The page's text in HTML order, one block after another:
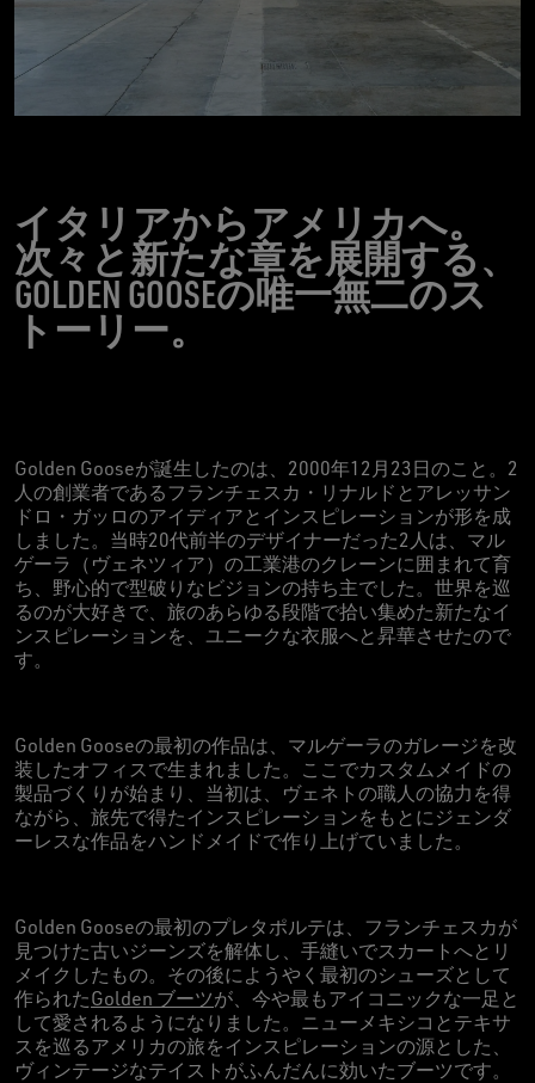
イタリアからアメリカへ。
次々と新たな章を展開する、
GOLDEN GOOSEの唯一無二のス
トーリー。
Golden Gooseが誕生したのは、2000年12月23日のこと。2
人の創業者であるフランチェスカ・リナルドとアレッサン
ドロ・ガッロのアイディアとインスピレーションが形を成
しました。当時20代前半のデザイナーだった2人は、マル
ゲーラ（ヴェネツィア）の工業港のクレーンに囲まれて育
ち、野心的で型破りなビジョンの持ち主でした。世界を巡
るのが大好きで、旅のあらゆる段階で拾い集めた新たなイ
ンスピレーションを、ユニークな衣服へと昇華させたので
す。
Golden Gooseの最初の作品は、マルゲーラのガレージを改
装したオフィスで生まれました。ここでカスタムメイドの
製品づくりが始まり、当初は、ヴェネトの職人の協力を得
ながら、旅先で得たインスピレーションをもとにジェンダ
ーレスな作品をハンドメイドで作り上げていました。
Golden Gooseの最初のプレタポルテは、フランチェスカが
見つけた古いジーンズを解体し、手縫いでスカートへとリ
メイクしたもの。その後にようやく最初のシューズとして
作られたGolden ブーツが、今や最もアイコニックな一足と
して愛されるようになりました。ニューメキシコとテキサ
スを巡るアメリカの旅をインスピレーションの源とした、
ヴィンテージなテイストがふんだんに効いたブーツです。